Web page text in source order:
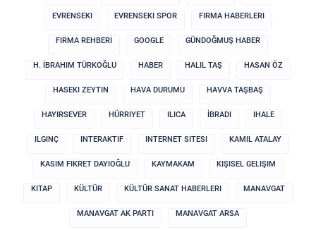
EVRENSEKI EVRENSEKI SPOR FIRMA HABERLERI
FIRMA REHBERI GOOGLE GÜNDOĞMUŞ HABER
H. İBRAHIM TÜRKOĞLU HABER HALIL TAŞ HASAN ÖZ
HASEKI ZEYTIN HAVA DURUMU HAVVA TAŞBAŞ
HAYIRSEVER HÜRRIYET ILICA İBRADI IHALE
ILGINÇ INTERAKTIF INTERNET SITESI KAMIL ATALAY
KASIM FIKRET DAYIOĞLU KAYMAKAM KIŞISEL GELIŞIM
KITAP KÜLTÜR KÜLTÜR SANAT HABERLERI MANAVGAT
MANAVGAT AK PARTI MANAVGAT ARSA